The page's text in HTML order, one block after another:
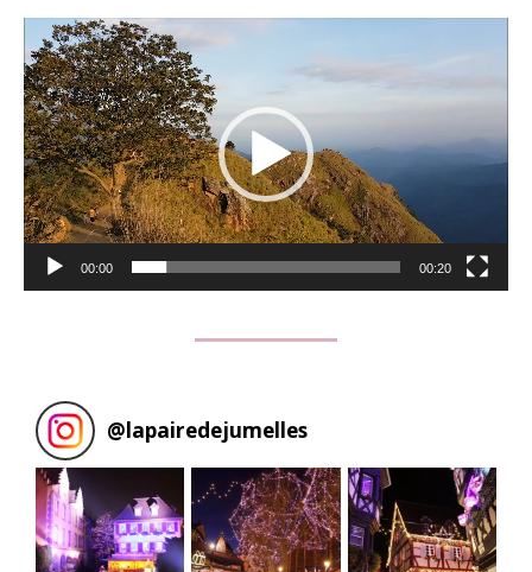
Lecteur
vidéo
00:00 00:20
@lapairedejumelles